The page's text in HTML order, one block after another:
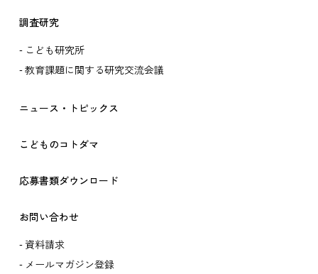
調査研究
こども研究所
教育課題に関する研究交流会議
ニュース・トピックス
こどものコトダマ
応募書類ダウンロード
お問い合わせ
資料請求
メールマガジン登録